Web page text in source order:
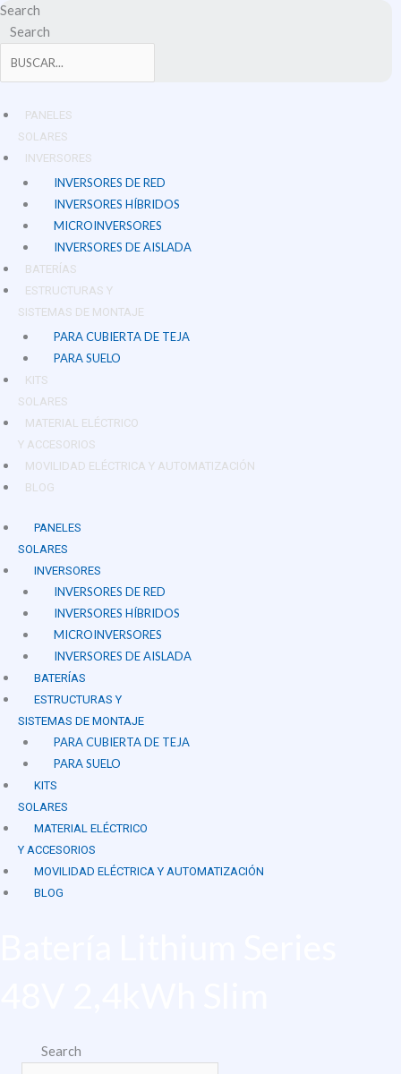
Ir
Search
Search
PANELES
SOLARES
INVERSORES
INVERSORES DE RED
INVERSORES HÍBRIDOS
MICROINVERSORES
INVERSORES DE AISLADA
BATERÍAS
ESTRUCTURAS Y
SISTEMAS DE MONTAJE
PARA CUBIERTA DE TEJA
PARA SUELO
KITS
SOLARES
MATERIAL ELÉCTRICO
Y ACCESORIOS
MOVILIDAD ELÉCTRICA Y AUTOMATIZACIÓN
BLOG
PANELES
SOLARES
INVERSORES
INVERSORES DE RED
INVERSORES HÍBRIDOS
MICROINVERSORES
INVERSORES DE AISLADA
BATERÍAS
ESTRUCTURAS Y
SISTEMAS DE MONTAJE
PARA CUBIERTA DE TEJA
PARA SUELO
KITS
SOLARES
MATERIAL ELÉCTRICO
Y ACCESORIOS
MOVILIDAD ELÉCTRICA Y AUTOMATIZACIÓN
BLOG
Search